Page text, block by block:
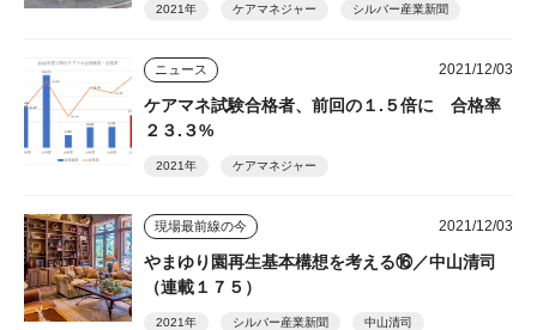
2021年 ケアマネジャー シルバー産業新聞
ニュース 2021/12/03
ケアマネ試験合格者、前回の１.５倍に 合格率
２３.３%
2021年 ケアマネジャー
現場最前線の今 2021/12/03
やまゆり園再生基本構想を考える⑯／中山清司
（連載１７５）
2021年 シルバー産業新聞 中山清司